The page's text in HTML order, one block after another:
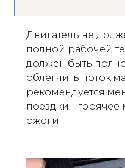
Двигатель не
полной рабочей
должен быть
облегчить поток
рекомендуется
поездки - горячее
ожоги.